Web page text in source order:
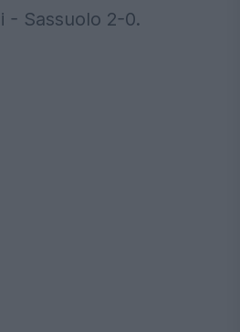
- Sassuolo 2-0.